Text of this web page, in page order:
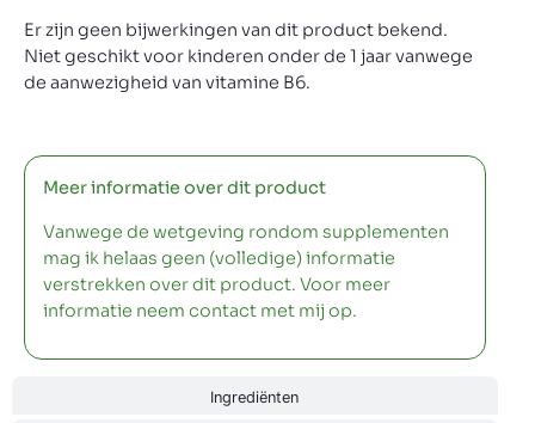
Ingrediënten
Er zijn geen bijwerkingen van dit product bekend.
Niet geschikt voor kinderen onder de 1 jaar vanwege
de aanwezigheid van vitamine B6.
Meer informatie over dit product
Vanwege de wetgeving rondom supplementen
mag ik helaas geen (volledige) informatie
verstrekken over dit product. Voor meer
informatie neem contact met mij op.